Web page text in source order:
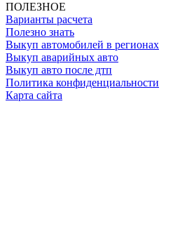
ПОЛЕЗНОЕ
Варианты расчета
Полезно знать
Выкуп автомобилей в регионах
Выкуп аварийных авто
Выкуп авто после дтп
Политика конфиденциальности
Карта сайта